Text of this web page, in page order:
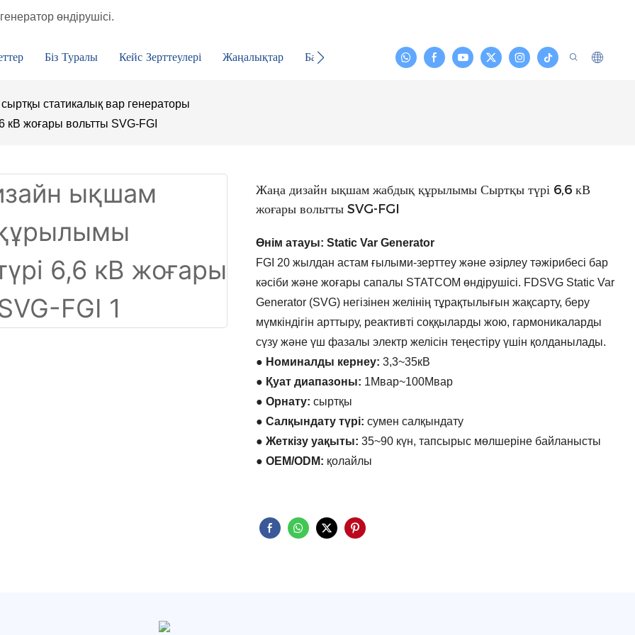
өндірушісі.
Біз Туралы Кейс Зерттеулері Жаңалықтар Байланыс
статикалық вар генераторы
жоғары вольтты SVG-FGI
Жаңа дизайн ықшам жабдық құрылымы Сыртқы түрі 6,6 кВ
жоғары вольтты SVG-FGI
Өнім атауы: Static Var Generator
FGI 20 жылдан астам ғылыми-зерттеу және әзірлеу тәжірибесі бар
кәсіби және жоғары сапалы STATCOM өндірушісі. FDSVG Static Var
Generator (SVG) негізінен желінің тұрақтылығын жақсарту, беру
мүмкіндігін арттыру, реактивті соққыларды жою, гармоникаларды
сүзу және үш фазалы электр желісін теңестіру үшін қолданылады.
● Номиналды кернеу: 3,3~35кВ
● Қуат диапазоны: 1Мвар~100Мвар
● Орнату: сыртқы
● Салқындату түрі: сумен салқындату
● Жеткізу уақыты: 35~90 күн, тапсырыс мөлшеріне байланысты
● OEM/ODM: қолайлы